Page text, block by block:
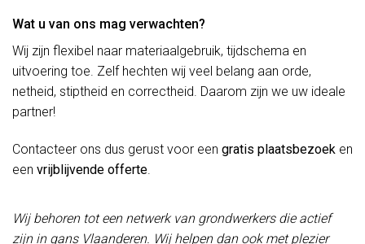
Wat u van ons mag verwachten?
Wij zijn flexibel naar materiaalgebruik, tijdschema en
uitvoering toe. Zelf hechten wij veel belang aan orde,
netheid, stiptheid en correctheid. Daarom zijn we uw ideale
partner!
Contacteer ons dus gerust voor een gratis plaatsbezoek en
een vrijblijvende offerte.
Wij behoren tot een netwerk van grondwerkers die actief
zijn in gans Vlaanderen. Wij helpen dan ook met plezier